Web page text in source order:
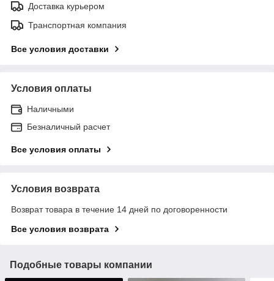
Доставка курьером
Транспортная компания
Все условия доставки
Условия оплаты
Наличными
Безналичный расчет
Все условия оплаты
Условия возврата
Возврат товара в течение 14 дней по договоренности
Все условия возврата
Подобные товары компании